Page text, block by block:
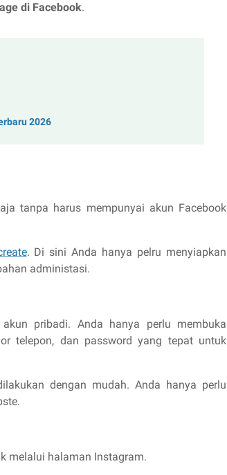
di Facebook.
2026
tanpa harus mempunyai akun Facebook
. Di sini Anda hanya pelru menyiapkan
administasi.
pribadi. Anda hanya perlu membuka
telepon, dan password yang tepat untuk
dengan mudah. Anda hanya perlu
melalui halaman Instagram.